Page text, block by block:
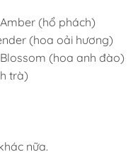
(hổ phách)
(hoa oải hương)
(hoa anh đào)
trà)
nữa.